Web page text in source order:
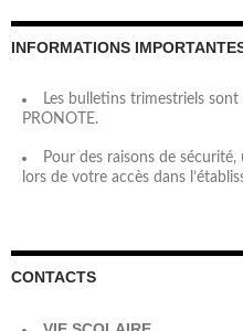
INFORMATIONS
Les bulletins trimestriels
PRONOTE.
Pour des raisons de
lors de votre accès dans
CONTACTS